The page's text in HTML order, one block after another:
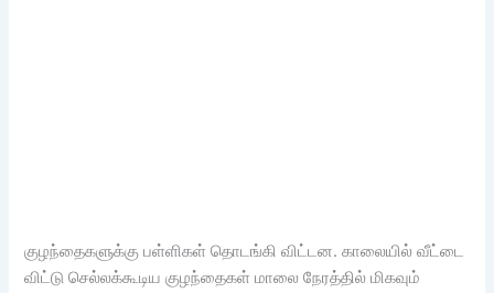
குழந்தைகளுக்கு பள்ளிகள் தொடங்கி விட்டன. காலையில் வீட்டை
விட்டு செல்லக்கூடிய குழந்தைகள் மாலை நேரத்தில் மிகவும்